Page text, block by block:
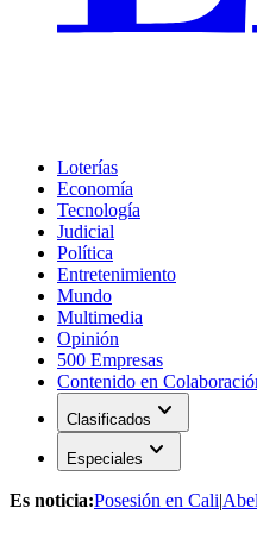
Loterías
Economía
Tecnología
Judicial
Política
Entretenimiento
Mundo
Multimedia
Opinión
500 Empresas
Contenido en
Clasificados expand_more
Especiales expand_more
Es noticia:Posesión en Cali|